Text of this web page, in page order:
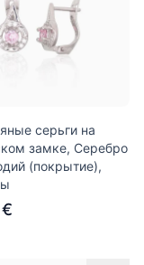
серьги на
замке, Серебро
(покрытие),